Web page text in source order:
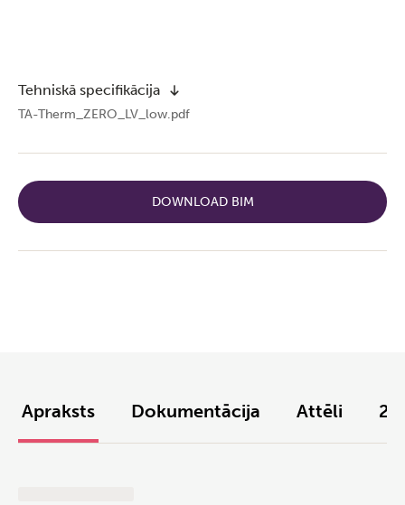
Tehniskā specifikācija
TA-Therm_ZERO_LV_low.pdf
DOWNLOAD BIM
Apraksts Dokumentācija Attēli